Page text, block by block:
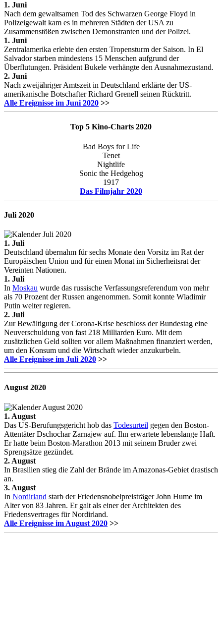
1. Juni
Nach dem gewaltsamen Tod des Schwarzen George Floyd in
Polizeigewalt kam es in mehreren Städten der USA zu
Zusammenstößen zwischen Demonstranten und der Polizei.
1. Juni
Zentralamerika erlebte den ersten Tropensturm der Saison. In El
Salvador starben mindestens 15 Menschen aufgrund der
Überflutungen. Präsident Bukele verhängte den Ausnahmezustand.
2. Juni
Nach zweijähriger Amtszeit in Deutschland erklärte der US-
amerikanische Botschafter Richard Grenell seinen Rücktritt.
Alle Ereignisse im Juni 2020 >>
Top 5 Kino-Charts 2020
Bad Boys for Life
Tenet
Nightlife
Sonic the Hedgehog
1917
Das Filmjahr 2020
Juli 2020
1. Juli
Deutschland übernahm für sechs Monate den Vorsitz im Rat der
Europäischen Union und für einen Monat im Sicherheitsrat der
Vereinten Nationen.
1. Juli
In Moskau wurde das russische Verfassungsreferendum von mehr
als 70 Prozent der Russen angenommen. Somit konnte Wladimir
Putin weiter regieren.
2. Juli
Zur Bewältigung der Corona-Krise beschloss der Bundestag eine
Neuverschuldung von fast 218 Milliarden Euro. Mit dem
zusätzlichen Geld sollten vor allem Maßnahmen finanziert werden,
um den Konsum und die Wirtschaft wieder anzukurbeln.
Alle Ereignisse im Juli 2020 >>
August 2020
1. August
Das US-Berufungsgericht hob das Todesurteil gegen den Boston-
Attentäter Dschochar Zarnajew auf. Ihn erwartete lebenslange Haft.
Er hatte beim Boston-Marathon 2013 mit seinem Bruder zwei
Sprengsätze gezündet.
2. August
In Brasilien stieg die Zahl der Brände im Amazonas-Gebiet drastisch
an.
3. August
In Nordirland starb der Friedensnobelpreisträger John Hume im
Alter von 83 Jahren. Er galt als einer der Architekten des
Friedensvertrages für Nordirland.
Alle Ereignisse im August 2020 >>